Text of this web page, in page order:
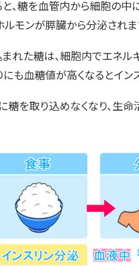
、糖を血管内から細胞の中
ルモンが膵臓から分泌されま
れた糖は、細胞内でエネ
にも血糖値が高くなるとイン
糖を取り込めなくなり、生